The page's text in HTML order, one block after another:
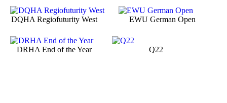
DQHA Regiofuturity West EWU German Open
DRHA End of the Year Q22